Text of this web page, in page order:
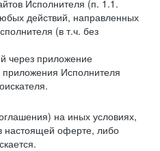
Исполнителя (п. 1.1.
действий, направленных
(в т.ч. без
через приложение
приложения Исполнителя
на иных условиях,
настоящей оферте, либо